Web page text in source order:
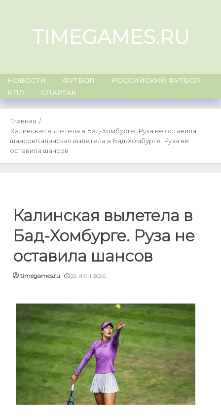
contentTIMEGAMES.RU
НОВОСТИ ФУТБОЛ
РОССИЙСКИЙ ФУТБОЛ
РПЛ
СПАРТАК
Главная
Калинская вылетела в Бад-Хомбурге. Руза не оставила
шансовКалинская вылетела в Бад-Хомбурге. Руза не
оставила шансов
Калинская вылетела в
Бад-Хомбурге. Руза не
оставила шансов
timegames.ru 25 ИЮН 2026